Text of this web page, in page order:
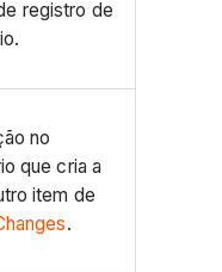
registro de
no
que cria a
item de
.